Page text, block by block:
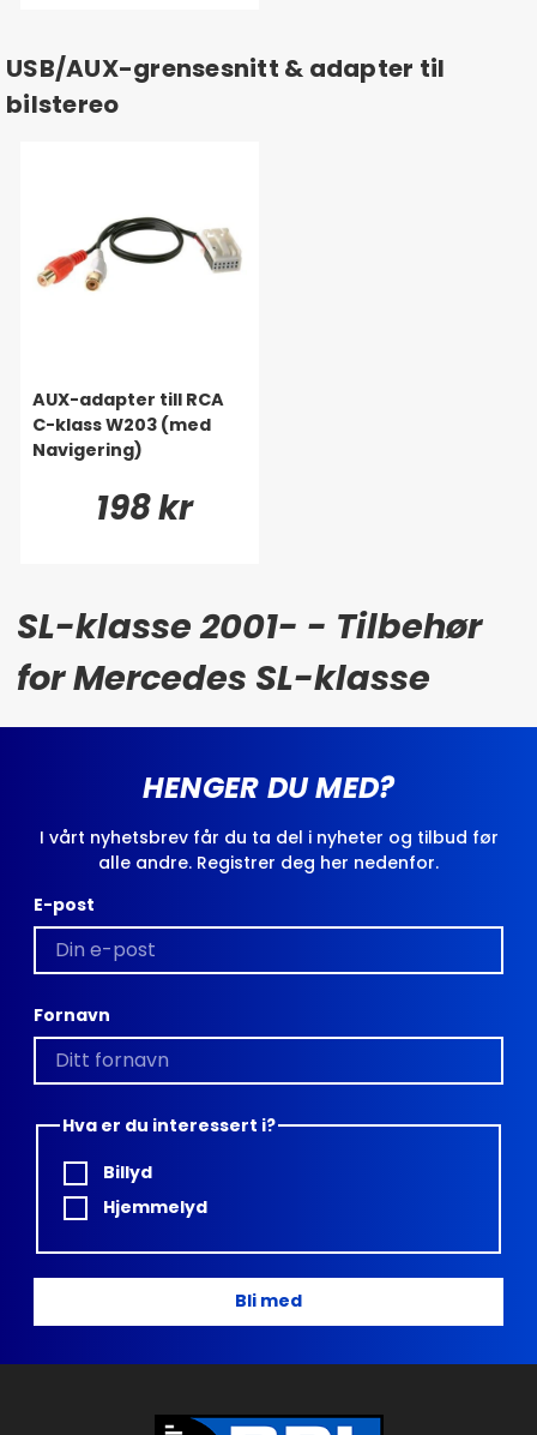
USB/AUX-grensesnitt & adapter til
bilstereo
AUX-adapter till RCA
C-klass W203 (med
Navigering)
198 kr
SL-klasse 2001- - Tilbehør
for Mercedes SL-klasse
HENGER DU MED?
I vårt nyhetsbrev får du ta del i nyheter og tilbud før
alle andre. Registrer deg her nedenfor.
E-post
Fornavn
Hva er du interessert i?
Billyd
Hjemmelyd
Bli med